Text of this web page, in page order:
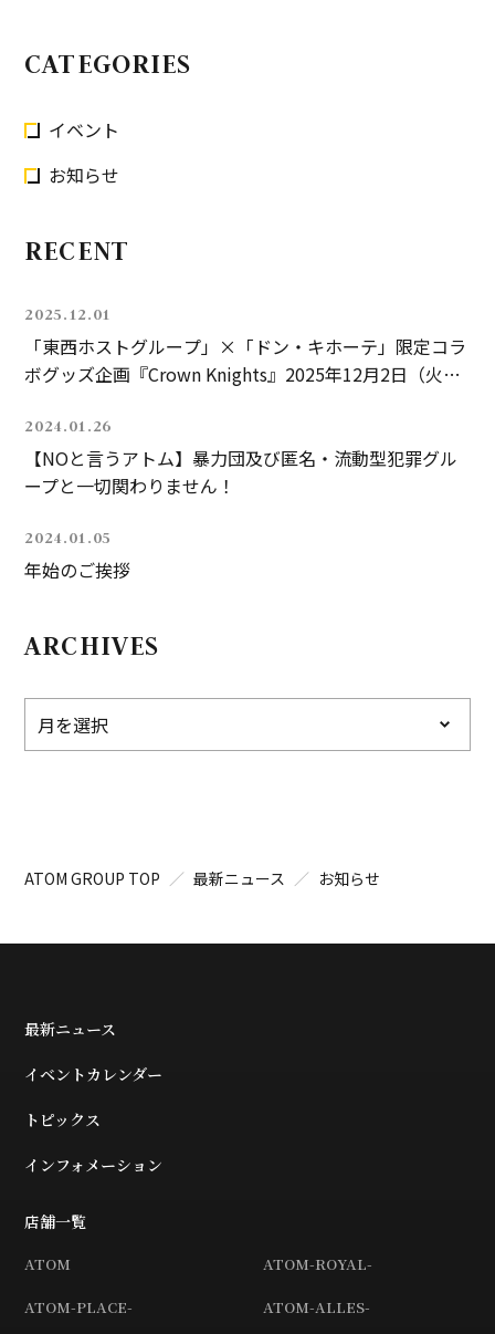
CATEGORIES
イベント
お知らせ
RECENT
2025.12.01
「東西ホストグループ」×「ドン・キホーテ」限定コラ
ボグッズ企画『Crown Knights』2025年12月2日（火）
2024.01.26
【NOと言うアトム】暴力団及び匿名・流動型犯罪グル
ープと一切関わりません！
2024.01.05
年始のご挨拶
ARCHIVES
ATOM GROUP TOP 最新ニュース お知らせ
最新ニュース
イベントカレンダー
トピックス
インフォメーション
店舗一覧
ATOM ATOM-ROYAL-
ATOM-PLACE- ATOM-ALLES-